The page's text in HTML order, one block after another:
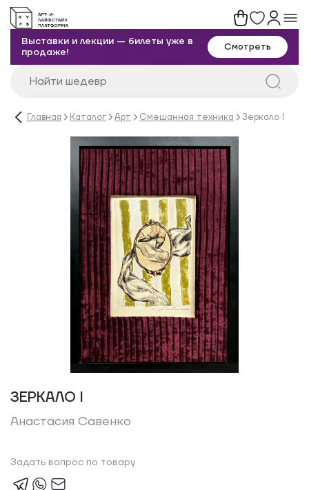
Выставки и лекции — билеты уже в
продаже!
Смотреть
Главная Каталог Арт Смешанная техника Зеркало I
ЗЕРКАЛО I
Анастасия Савенко
Задать вопрос по товару